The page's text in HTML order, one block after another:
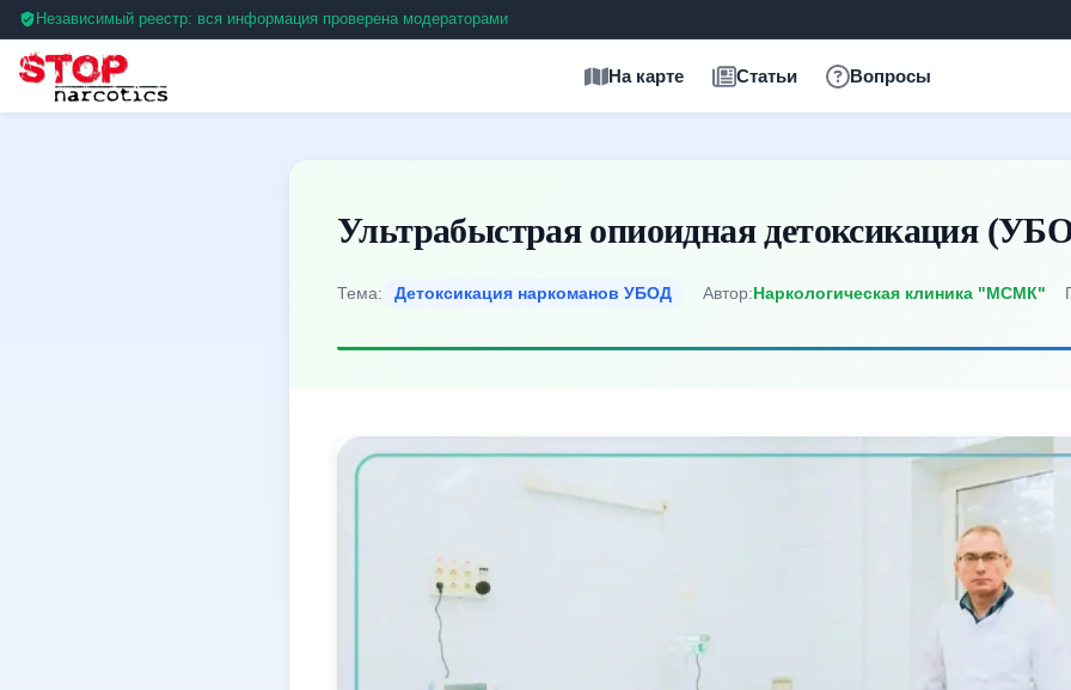
Независимый реестр: вся информация проверена модераторами
На карте Статьи Вопросы
Ультрабыстрая опиоидная детоксикация
Тема: Детоксикация наркоманов УБОД Автор: Наркологическая клиника "МСМК"